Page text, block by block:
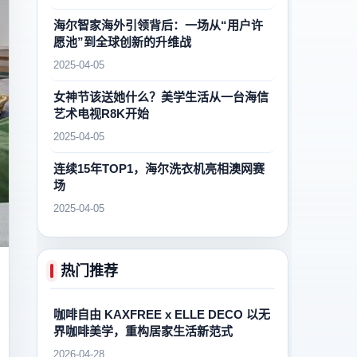
海尔智家海外引领背后：一场从“用户许
愿池”到全球创新的升维战
2025-04-05
女神节该送她什么？美学生活从一台海信
艺术电视R8K开始
2025-04-05
连续15年TOP1，海尔洗衣机亮相澳网赛
场
2025-04-05
热门推荐
咖啡自由 KAXFREE x ELLE DECO 以无
界咖啡美学，重构居家生活新范式
2026-04-28